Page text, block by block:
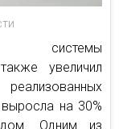
системы
увеличил
на 30%
Одним из